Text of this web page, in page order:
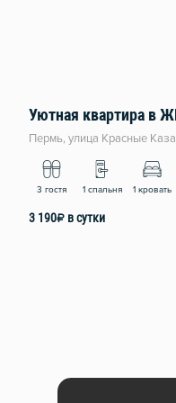
Уютная квартира в
Пермь, улица Красные
3 гостя 1 спальня 1 кровать
3 190₽ в сутки